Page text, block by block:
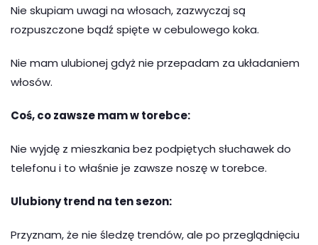
Nie skupiam uwagi na włosach, zazwyczaj są
rozpuszczone bądź spięte w cebulowego koka.
Nie mam ulubionej gdyż nie przepadam za układaniem
włosów.
Coś, co zawsze mam w torebce:
Nie wyjdę z mieszkania bez podpiętych słuchawek do
telefonu i to właśnie je zawsze noszę w torebce.
Ulubiony trend na ten sezon:
Przyznam, że nie śledzę trendów, ale po przeglądnięciu